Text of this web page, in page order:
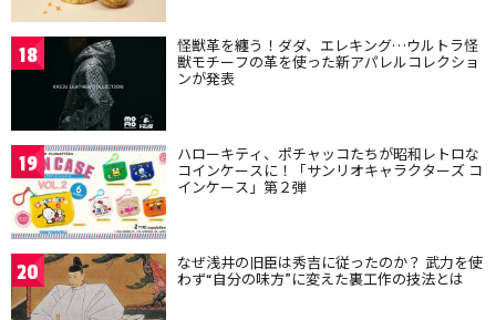
18 怪獣革を纏う！ダダ、エレキング…ウルトラ怪
獣モチーフの革を使った新アパレルコレクショ
ンが発表
19 ハローキティ、ポチャッコたちが昭和レトロな
コインケースに！「サンリオキャラクターズ コ
インケース」第２弾
20 なぜ浅井の旧臣は秀吉に従ったのか？ 武力を使
わず“自分の味方”に変えた裏工作の技法とは